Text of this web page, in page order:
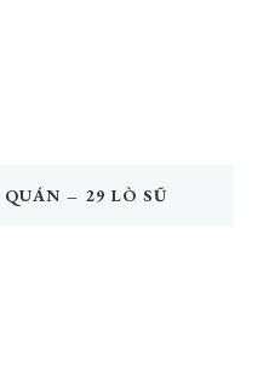
– 29 LÒ SŨ